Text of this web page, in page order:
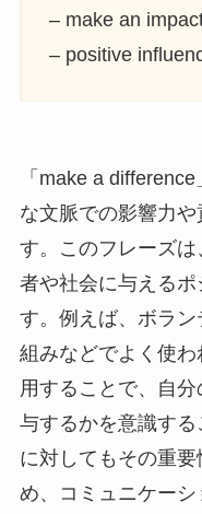
– make an
– positive
「make a
な文脈での影響力
す。このフレーズ
者や社会に与える
す。例えば、ボラ
組みなどでよく使
用することで、自
与するかを意識す
に対してもその重
め、コミュニケー